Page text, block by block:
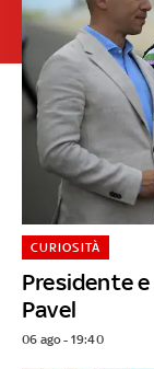
Presidente
Pavel
CURIOSITÀ
06 ago - 19:40